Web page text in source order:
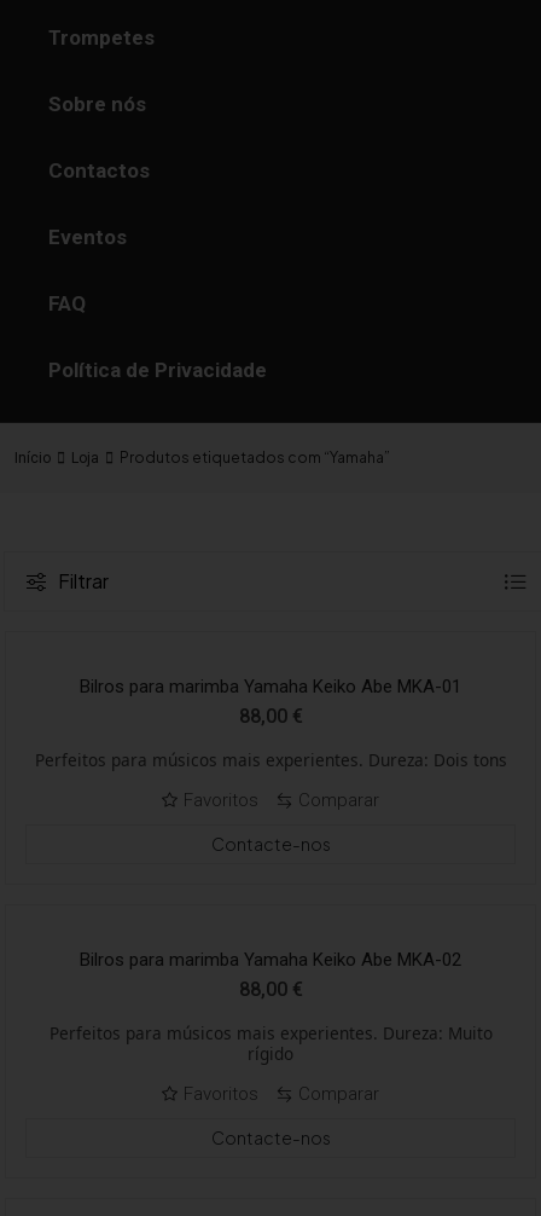
Trompetes
Sobre nós
Contactos
Eventos
FAQ
Política de Privacidade
Início Loja Produtos etiquetados com “Yamaha”
Filtrar
Bilros para marimba Yamaha Keiko Abe MKA-01
88,00 €
Perfeitos para músicos mais experientes. Dureza: Dois tons
Favoritos
Comparar
Contacte-nos
Bilros para marimba Yamaha Keiko Abe MKA-02
88,00 €
Perfeitos para músicos mais experientes. Dureza: Muito
rígido
Favoritos
Comparar
Contacte-nos